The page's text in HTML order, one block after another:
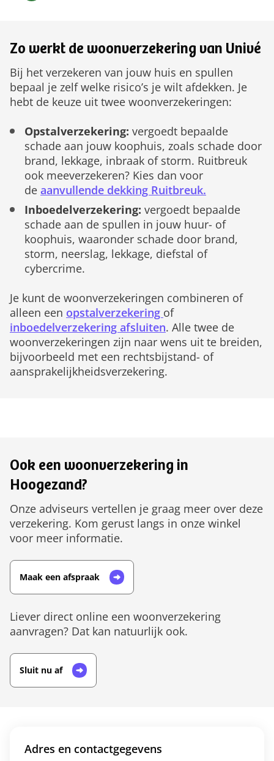
Zo werkt de woonverzekering van Univé
Bij het verzekeren van jouw huis en spullen
bepaal je zelf welke risico’s je wilt afdekken. Je
hebt de keuze uit twee woonverzekeringen:
Opstalverzekering: vergoedt bepaalde
schade aan jouw koophuis, zoals schade door
brand, lekkage, inbraak of storm. Ruitbreuk
ook meeverzekeren? Kies dan voor
de aanvullende dekking Ruitbreuk.
Inboedelverzekering: vergoedt bepaalde
schade aan de spullen in jouw huur- of
koophuis, waaronder schade door brand,
storm, neerslag, lekkage, diefstal of
cybercrime.
Je kunt de woonverzekeringen combineren of
alleen een opstalverzekering of
inboedelverzekering afsluiten. Alle twee de
woonverzekeringen zijn naar wens uit te breiden,
bijvoorbeeld met een rechtsbijstand- of
aansprakelijkheidsverzekering.
Ook een woonverzekering in
Hoogezand?
Onze adviseurs vertellen je graag meer over deze
verzekering. Kom gerust langs in onze winkel
voor meer informatie.
Maak een afspraak
Liever direct online een woonverzekering
aanvragen? Dat kan natuurlijk ook.
Sluit nu af
Adres en contactgegevens